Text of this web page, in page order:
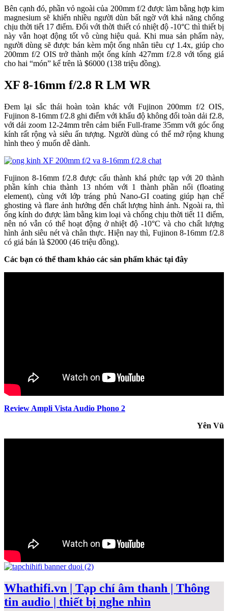
Bên cạnh đó, phần vỏ ngoài của 200mm f/2 được làm bằng hợp kim
magnesium sẽ khiến nhiều người dùn bất ngờ với khả năng chống
chịu thời tiết 17 điểm. Đối với thời thiết có nhiệt độ -10°C thì thiết bị
này vẫn hoạt động tốt vô cùng hiệu quả. Khi mua sản phẩm này,
người dùng sẽ được bán kèm một ống nhân tiêu cự 1.4x, giúp cho
200mm f/2 OIS trở thành một ống kính 427mm f/2.8 với tổng giá
cho hai “món” kể trên là $6000 (138 triệu đồng).
XF 8-16mm f/2.8 R LM WR
Đem lại sắc thái hoàn toàn khác với Fujinon 200mm f/2 OIS,
Fujinon 8-16mm f/2.8 ghi điểm với khẩu độ không đổi toàn dải f2.8,
với dải zoom 12-24mm trên cảm biến Full-frame 35mm với góc ống
kính rất rộng và siêu ấn tượng. Người dùng có thể mở rộng khung
hình theo ý muốn dễ dành.
Fujinon 8-16mm f/2.8 được cấu thành khá phức tạp với 20 thành
phần kính chia thành 13 nhóm với 1 thành phần nổi (floating
element), cùng với lớp tráng phủ Nano-GI coating giúp hạn chế
ghosting và flare ảnh hưởng đến chất lượng hình ảnh. Ngoài ra, thì
ống kính do được làm bằng kim loại và chống chịu thời tiết 11 điểm,
nên nó vẫn có thể hoạt động ở nhiệt độ -10°C và cho chất lượng
hình ảnh siêu nét và chân thực. Hiện nay thì, Fujinon 8-16mm f/2.8
có giá bán là $2000 (46 triệu đồng).
Các bạn có thể tham khảo các sản phẩm khác tại đây
Review Ampli Vista Audio Phono 2
Yên Vũ
Whathifi.vn | Tạp chí âm thanh | Thông
tin audio | thiết bị nghe nhìn